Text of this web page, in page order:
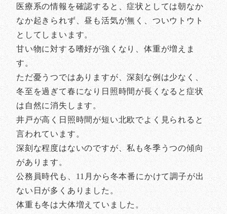
医療系の情報を確認すると、症状としては朝なか
なか起きられず、昼も活気が無く、ついウトウト
としてしまいます。
甘い物に対する嗜好が強くなり、体重が増えま
す。
ただ憂うつではありますが、深刻な例は少なく、
冬至を過ぎて春になり日照時間が長くなると症状
は自然に消失します。
井戸が高く日照時間が短い北欧でよく見られると
言われています。
深刻な程度はないのですが、私も冬季うつの傾向
があります。
公務員時代も、11月から冬本番にかけて調子が出
ない日が多くありました。
体重も冬は大体増えていました。